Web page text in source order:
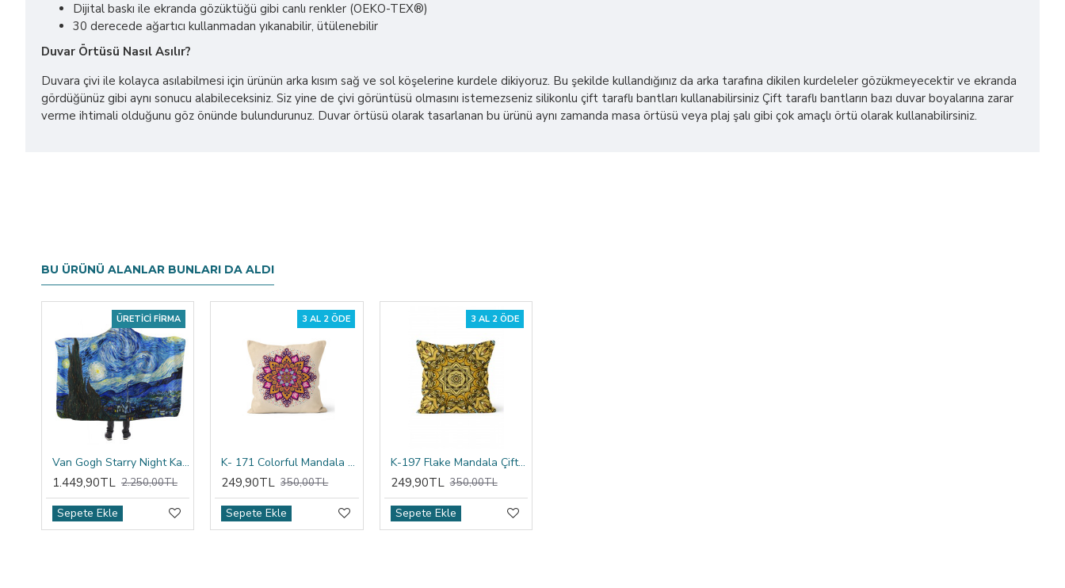
Dijital baskı ile ekranda gözüktüğü gibi canlı renkler (OEKO-TEX®)
30 derecede ağartıcı kullanmadan yıkanabilir, ütülenebilir
Duvar Örtüsü Nasıl Asılır?
Duvara çivi ile kolayca asılabilmesi için ürünün arka kısım sağ ve sol köşelerine kurdele dikiyoruz. Bu şekilde kullandığınız da arka tarafına dikilen kurdeleler gözükmeyecektir ve ekranda
gördüğünüz gibi aynı sonucu alabileceksiniz. Siz yine de çivi görüntüsü olmasını istemezseniz silikonlu çift taraflı bantları kullanabilirsiniz Çift taraflı bantların bazı duvar boyalarına zarar
verme ihtimali olduğunu göz önünde bulundurunuz. Duvar örtüsü olarak tasarlanan bu ürünü aynı zamanda masa örtüsü veya plaj şalı gibi çok amaçlı örtü olarak kullanabilirsiniz.
BU ÜRÜNÜ ALANLAR BUNLARI DA ALDI
ÜRETICI FIRMA
Van Gogh Starry Night Kapşonlu Battaniye
1.449,90TL 2.250,00TL
Sepete Ekle
3 AL 2 ÖDE
K- 171 Colorful Mandala Tribal Çift Tarafı Baskılı Kırlent Kılıfı
249,90TL 350,00TL
Sepete Ekle
3 AL 2 ÖDE
K-197 Flake Mandala Çift Tarafı Baskılı Kırlent Kılıfı
249,90TL 350,00TL
Sepete Ekle